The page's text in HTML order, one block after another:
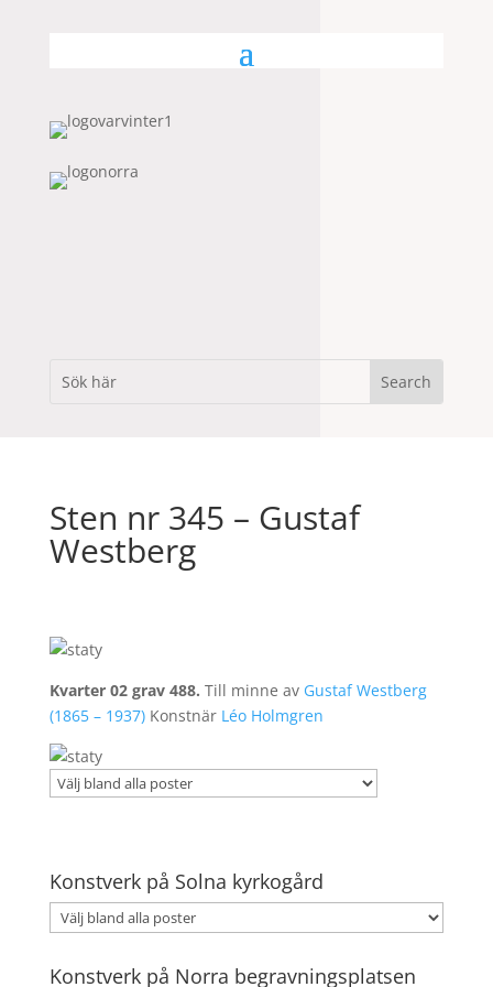
Sten nr 345 – Gustaf
Westberg
Kvarter 02 grav 488. Till minne av Gustaf Westberg
(1865 – 1937)Konstnär Léo Holmgren
Konstverk på Solna kyrkogård
Konstverk på Norra begravningsplatsen